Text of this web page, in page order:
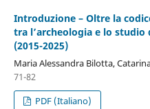
Introduzione – Oltre la
tra l’archeologia e lo
(2015-2025)
Maria Alessandra Bilotta,
71-82
PDF (Italiano)